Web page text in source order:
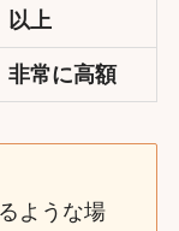
以上
非常に高額
ような場